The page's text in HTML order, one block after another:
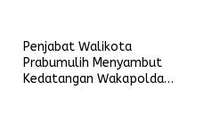
Penjabat Walikota
Prabumulih Menyambut
Kedatangan Wakapolda